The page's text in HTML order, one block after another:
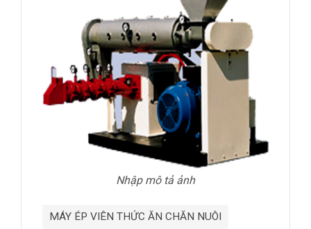
Nhập mô tả ảnh
MÁY ÉP VIÊN THỨC ĂN CHĂN NUÔI